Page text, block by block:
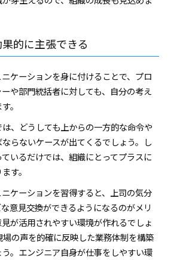
的に主張できる
ケーションを身に付けることで、プロ
や部門統括者に対しても、自分の考え
。
、どうしても上からの一方的な命令や
らないケースが出てくるでしょう。し
いるだけでは、組織にとってプラスに
す。
ケーションを習得すると、上司の気分
意見交換ができるようになるのがメリ
が活用されやすい環境が作れるでしょ
場の声を的確に反映した業務体制を構築
。エンジニア自身が仕事をしやすい環